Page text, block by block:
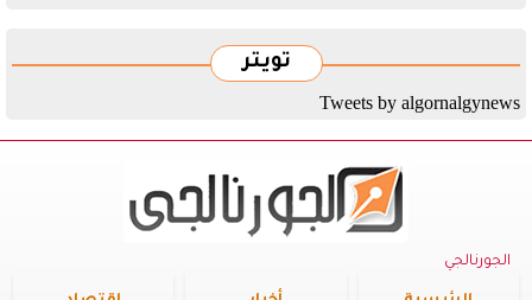
تويتر
Tweets by algornalgynews
الجورنالجي